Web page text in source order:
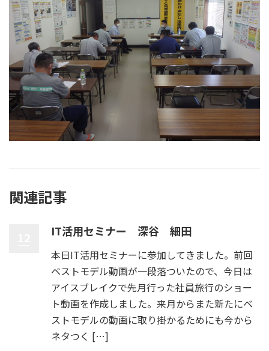
関連記事
IT活用セミナー 深谷 細田
本日IT活用セミナーに参加してきました。前回
ベストモデル動画が一段落ついたので、今日は
アイスブレイクで先月行った社員旅行のショー
ト動画を作成しました。来月からまた新たにベ
ストモデルの動画に取り掛かるためにも今から
ネタつく […]